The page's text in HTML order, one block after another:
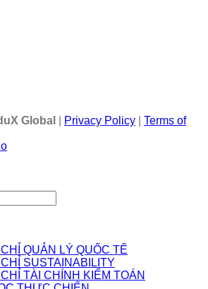
Global Privacy Policy
Terms of
QUẢN LÝ QUỐC TẾ
SUSTAINABILITY
TÀI CHÍNH KIỂM TOÁN